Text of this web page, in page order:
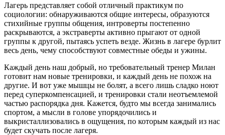
Лагерь представляет собой отличный практикум по
социологии: обнаруживаются общие интересы, образуются
стихийные группы общения, интроверты постепенно
раскрываются, а экстраверты активно прыгают от одной
группы к другой, пытаясь успеть везде. Жизнь в лагере бурлит
весь день, чему способствуют совместные обеды и ужины.
Каждый день наш добрый, но требовательный тренер Милан
готовит нам новые тренировки, и каждый день не похож на
другие. И вот уже мышцы не болят, а всего лишь сладко ноют
перед суперкомпенсацией, и тренировки стали неотъемлемой
частью распорядка дня. Кажется, будто мы всегда занимались
спортом, а мысли в голове упорядочились и
выкристаллизовались в ощущения, по которым каждый из нас
будет скучать после лагеря.